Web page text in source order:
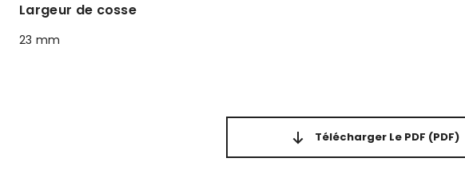
Largeur de cosse
23 mm
Télécharger Le PDF (PDF)